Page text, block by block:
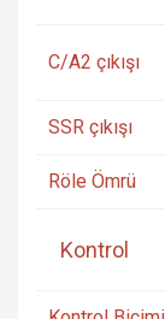
C/A2 çıkışı
SSR çıkışı
Röle Ömrü
Kontrol